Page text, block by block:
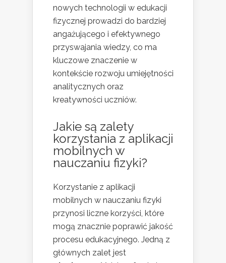
nowych technologii w edukacji
fizycznej prowadzi do bardziej
angażującego i efektywnego
przyswajania wiedzy, co ma
kluczowe znaczenie w
kontekście rozwoju umiejętności
analitycznych oraz
kreatywności uczniów.
Jakie są zalety
korzystania z aplikacji
mobilnych w
nauczaniu fizyki?
Korzystanie z aplikacji
mobilnych w nauczaniu fizyki
przynosi liczne korzyści, które
mogą znacznie poprawić jakość
procesu edukacyjnego. Jedną z
głównych zalet jest